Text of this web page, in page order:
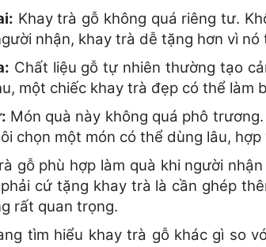
Khay trà gỗ không quá riêng tư.
nhận, khay trà dễ tặng hơn vì
Chất liệu gỗ tự nhiên thường tạo
một chiếc khay trà đẹp có thể làm
Món quà này không quá phô
chọn một món có thể dùng lâu,
gỗ phù hợp làm quà khi người
cứ tặng khay trà là cần ghép
rất quan trọng.
tìm hiểu khay trà gỗ khác gì so